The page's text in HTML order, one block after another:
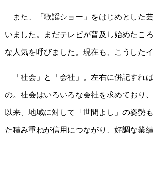
また、「歌謡ショー」をはじめとした
いました。まだテレビが普及し始めたこ
な人気を呼びました。現在も、こうした
「社会」と「会社」。左右に併記すれ
の。社会はいろいろな会社を求めており
以来、地域に対して「世間よし」の姿勢
た積み重ねが信用につながり、好調な業